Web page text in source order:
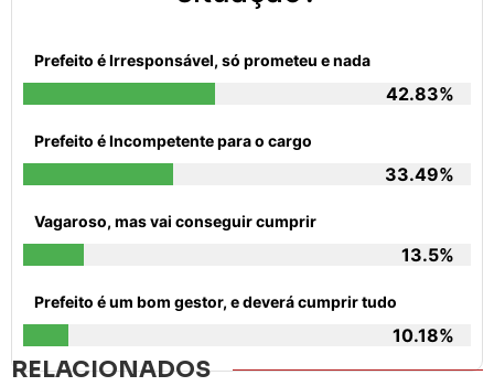
Prefeito é Irresponsável, só prometeu e nada
42.83%
Prefeito é Incompetente para o cargo
33.49%
Vagaroso, mas vai conseguir cumprir
13.5%
Prefeito é um bom gestor, e deverá cumprir tudo
10.18%
RELACIONADOS